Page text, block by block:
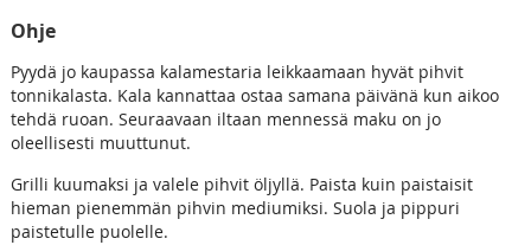
Ohje
Pyydä jo kaupassa kalamestaria leikkaamaan hyvät pihvit
tonnikalasta. Kala kannattaa ostaa samana päivänä kun aikoo
tehdä ruoan. Seuraavaan iltaan mennessä maku on jo
oleellisesti muuttunut.
Grilli kuumaksi ja valele pihvit öljyllä. Paista kuin paistaisit
hieman pienemmän pihvin mediumiksi. Suola ja pippuri
paistetulle puolelle.